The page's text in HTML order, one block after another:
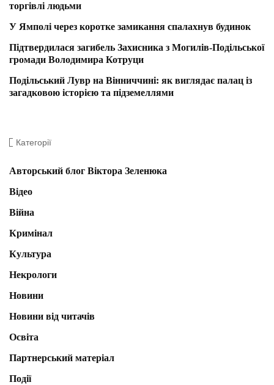
торгівлі людьми
У Ямполі через коротке замикання спалахнув будинок
Підтвердилася загибель Захисника з Могилів-Подільської
громади Володимира Котруци
Подільський Лувр на Вінниччині: як виглядає палац із
загадковою історією та підземеллями
Категорії
Авторський блог Віктора Зеленюка
Відео
Війна
Кримінал
Культура
Некрологи
Новини
Новини від читачів
Освіта
Партнерський матеріал
Події